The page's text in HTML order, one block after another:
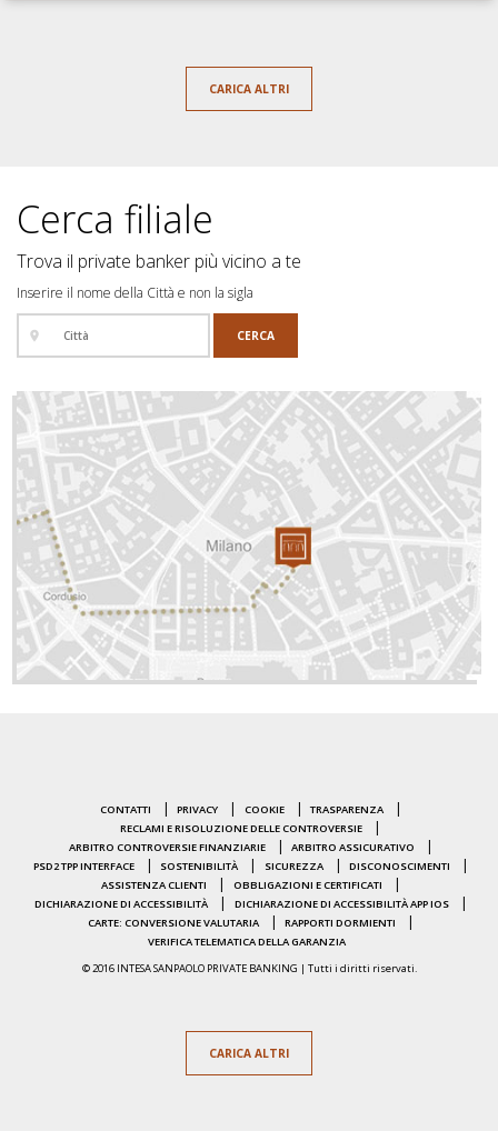
CARICA ALTRI
Cerca filiale
Trova il private banker più vicino a te
Inserire il nome della Città e non la sigla
CONTATTI PRIVACY COOKIE
TRASPARENZA
RECLAMI E RISOLUZIONE DELLE CONTROVERSIE
ARBITRO CONTROVERSIE FINANZIARIE
ARBITRO ASSICURATIVO
PSD2 TPP INTERFACE
SOSTENIBILITÀ SICUREZZA
DISCONOSCIMENTI
ASSISTENZA CLIENTI
OBBLIGAZIONI E CERTIFICATI
DICHIARAZIONE DI ACCESSIBILITÀ
DICHIARAZIONE DI ACCESSIBILITÀ APP IOS
CARTE: CONVERSIONE VALUTARIA
RAPPORTI DORMIENTI
VERIFICA TELEMATICA DELLA GARANZIA
© 2016 INTESA SANPAOLO PRIVATE BANKING | Tutti i diritti riservati.
CARICA ALTRI